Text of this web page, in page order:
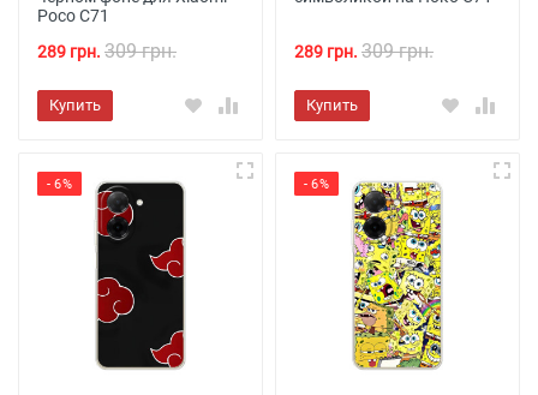
Poco C71
289 грн. 309 грн.
Купить
289 грн. 309 грн.
Купить
- 6% - 6%